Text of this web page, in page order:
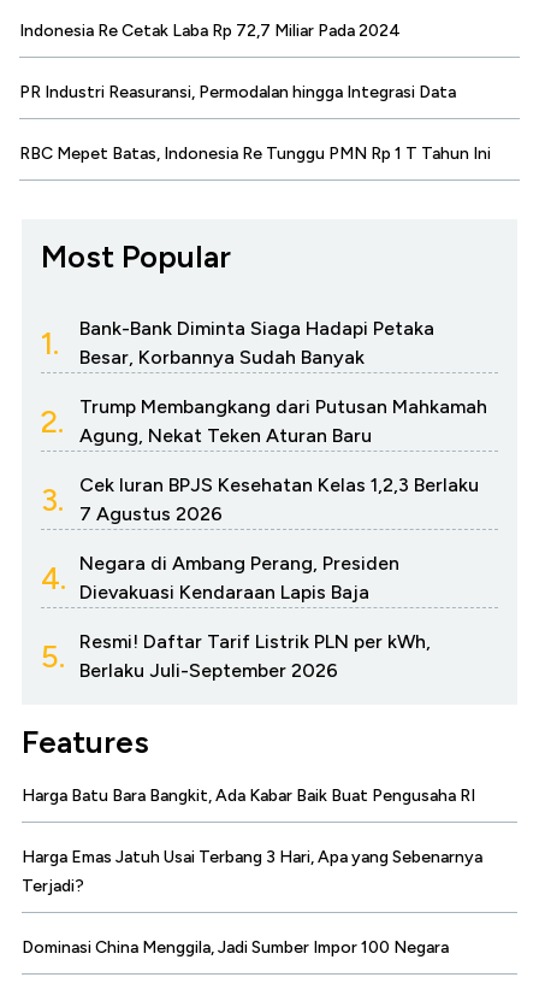
Indonesia Re Cetak Laba Rp 72,7 Miliar Pada 2024
PR Industri Reasuransi, Permodalan hingga Integrasi Data
RBC Mepet Batas, Indonesia Re Tunggu PMN Rp 1 T Tahun Ini
Most Popular
1.
Bank-Bank Diminta Siaga Hadapi Petaka
Besar, Korbannya Sudah Banyak
2.
Trump Membangkang dari Putusan Mahkamah
Agung, Nekat Teken Aturan Baru
3.
Cek Iuran BPJS Kesehatan Kelas 1,2,3 Berlaku
7 Agustus 2026
4.
Negara di Ambang Perang, Presiden
Dievakuasi Kendaraan Lapis Baja
5.
Resmi! Daftar Tarif Listrik PLN per kWh,
Berlaku Juli-September 2026
Features
Harga Batu Bara Bangkit, Ada Kabar Baik Buat Pengusaha RI
Harga Emas Jatuh Usai Terbang 3 Hari, Apa yang Sebenarnya
Terjadi?
Dominasi China Menggila, Jadi Sumber Impor 100 Negara